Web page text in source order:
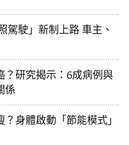
駕駛」新制上路 車主、
？研究揭示：6成病例與
係
身體啟動「節能模式」